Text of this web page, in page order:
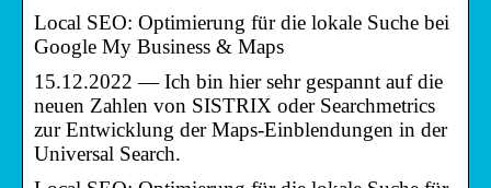
Local SEO: Optimierung für die lokale Suche bei
Google My Business & Maps
15.12.2022 — Ich bin hier sehr gespannt auf die
neuen Zahlen von SISTRIX oder Searchmetrics
zur Entwicklung der Maps-Einblendungen in der
Universal Search.